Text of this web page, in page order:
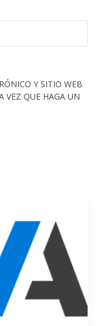
Y SITIO WEB
VEZ QUE HAGA UN